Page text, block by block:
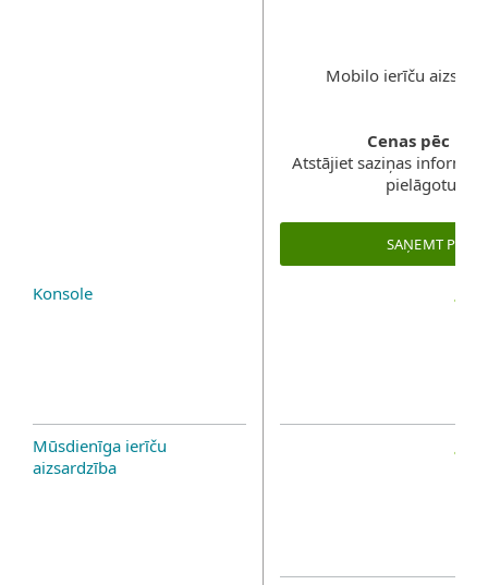
Mobilo ierīču
Cenas pēc
Atstājiet saziņas
pielāgotu
SAŅEMT
Konsole
Mūsdienīga ierīču
aizsardzība